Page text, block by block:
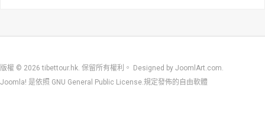
版權 © 2026 tibettour.hk. 保留所有權利。 Designed by JoomlArt.com.
Joomla! 是依照 GNU General Public License.規定發佈的自由軟體